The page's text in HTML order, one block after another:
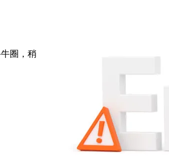
圈，稍